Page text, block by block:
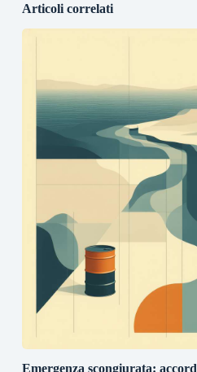
Articoli correlati
Emergenza scongiurata: